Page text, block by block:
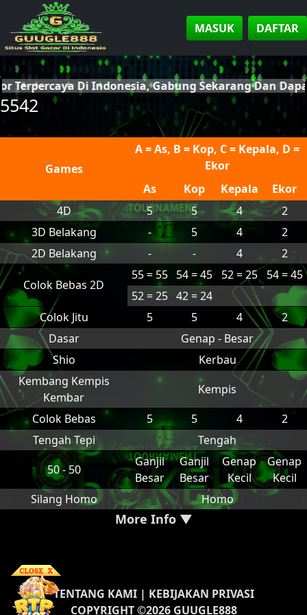
MASUK DAFTAR
Di Indonesia, Gabung Sekarang Dan
5542
Games
A = As, B = Kop, C = Kepala, D =
Ekor
As
Kop Kepala
Ekor
4D
5 5 4
2
3D Belakang
- 5 4
2
2D Belakang
- - 4 2
Colok Bebas 2D
55 = 55 54 = 45 52 = 25
54 = 45
52 = 25 42 = 24
Colok Jitu
5 5 4
2
Dasar
Genap - Besar
Shio
Kerbau
Kembang Kempis
Kembar
Kempis
Colok Bebas
5 5 4
2
Tengah Tepi
Tengah
50 - 50
Ganjil
Besar
Ganjil
Besar
Genap
Kecil
Genap
Kecil
Silang Homo
Homo
More Info ▼
TENTANG KAMI| KEBIJAKAN PRIVASI
COPYRIGHT ©2026 GUUGLE888